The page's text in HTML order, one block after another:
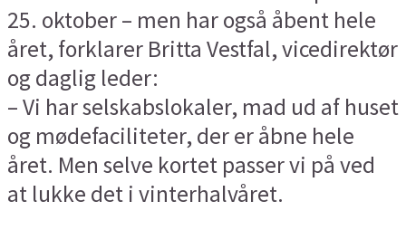
25. oktober – men har også åbent hele
året, forklarer Britta Vestfal, vicedirektør
og daglig leder:
– Vi har selskabslokaler, mad ud af huset
og mødefaciliteter, der er åbne hele
året. Men selve kortet passer vi på ved
at lukke det i vinterhalvåret.